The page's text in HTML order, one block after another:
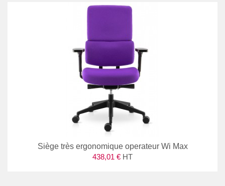
Siège très ergonomique operateur Wi Max
438,01 € HT